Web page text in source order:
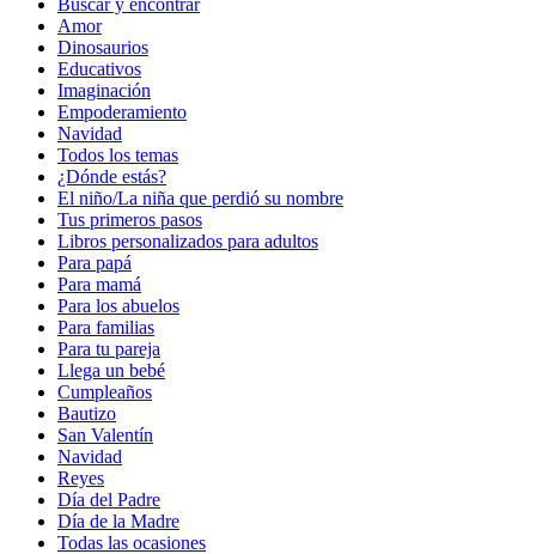
Buscar y encontrar
Amor
Dinosaurios
Educativos
Imaginación
Empoderamiento
Navidad
Todos los temas
¿Dónde estás?
El niño/La niña que perdió su nombre
Tus primeros pasos
Libros personalizados para adultos
Para papá
Para mamá
Para los abuelos
Para familias
Para tu pareja
Llega un bebé
Cumpleaños
Bautizo
San Valentín
Navidad
Reyes
Día del Padre
Día de la Madre
Todas las ocasiones